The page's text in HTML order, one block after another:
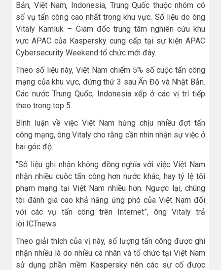
Bản, Việt Nam, Indonesia, Trung Quốc thuộc nhóm có
số vụ tấn công cao nhất trong khu vực. Số liệu do ông
Vitaly Kamluk – Giám đốc trung tâm nghiên cứu khu
vực APAC của Kaspersky cung cấp tại sự kiện APAC
Cybersecurity Weekend tổ chức mới đây.
Theo số liệu này, Việt Nam chiếm 5% số cuộc tấn công
mạng của khu vực, đứng thứ 3 sau Ấn Độ và Nhật Bản.
Các nước Trung Quốc, Indonesia xếp ở các vị trí tiếp
theo trong top 5.
Bình luận về việc Việt Nam hứng chịu nhiều đợt tấn
công mạng, ông Vitaly cho rằng cần nhìn nhận sự việc ở
hai góc độ.
“Số liệu ghi nhận không đồng nghĩa với việc Việt Nam
nhận nhiều cuộc tấn công hơn nước khác, hay tỷ lệ tội
phạm mạng tại Việt Nam nhiều hơn. Ngược lại, chúng
tôi đánh giá cao khả năng ứng phó của Việt Nam đối
với các vụ tấn công trên Internet”, ông Vitaly trả
lời ICTnews.
Theo giải thích của vị này, số lượng tấn công được ghi
nhận nhiều là do nhiều cá nhân và tổ chức tại Việt Nam
sử dụng phần mềm Kaspersky nên các sự cố được